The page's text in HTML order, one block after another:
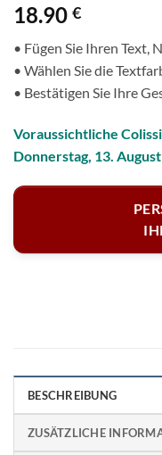
18.90 €
• Fügen Sie Ihren Text,
• Wählen Sie die
• Bestätigen Sie Ihre
Voraussichtliche
Donnerstag, 13. August
BESCHREIBUNG
ZUSÄTZLICHE